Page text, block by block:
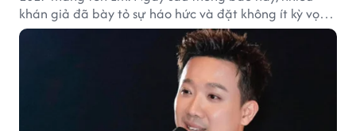
khán giả đã bày tỏ sự háo hức và đặt không ít kỳ vọng
vào bộ phim mới của Trấn Thành.